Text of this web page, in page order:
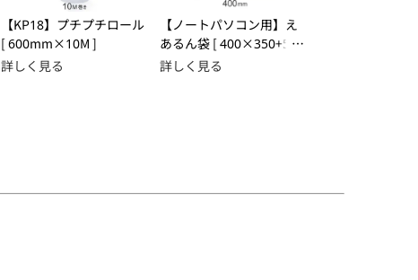
【KP18】プチプチロール
[ 600mm×10M ]
詳しく見る
【ノートパソコン用】え
あるん袋 [ 400×350+50
mm ]
詳しく見る